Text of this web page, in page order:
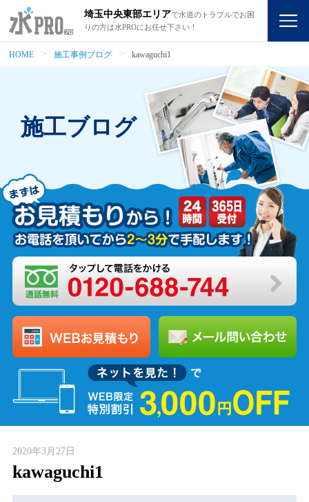
埼玉中央東部エリアで水道のトラブルでお困
りの方は水PROにお任せ下さい！
HOME 施工事例ブログ kawaguchi1
施工ブログ
2020年3月27日
kawaguchi1